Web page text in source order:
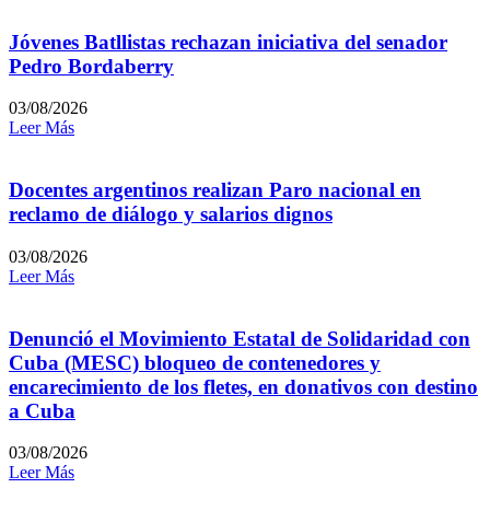
Jóvenes Batllistas rechazan iniciativa del senador
Pedro Bordaberry
03/08/2026
Leer Más
Docentes argentinos realizan Paro nacional en
reclamo de diálogo y salarios dignos
03/08/2026
Leer Más
Denunció el Movimiento Estatal de Solidaridad con
Cuba (MESC) bloqueo de contenedores y
encarecimiento de los fletes, en donativos con destino
a Cuba
03/08/2026
Leer Más